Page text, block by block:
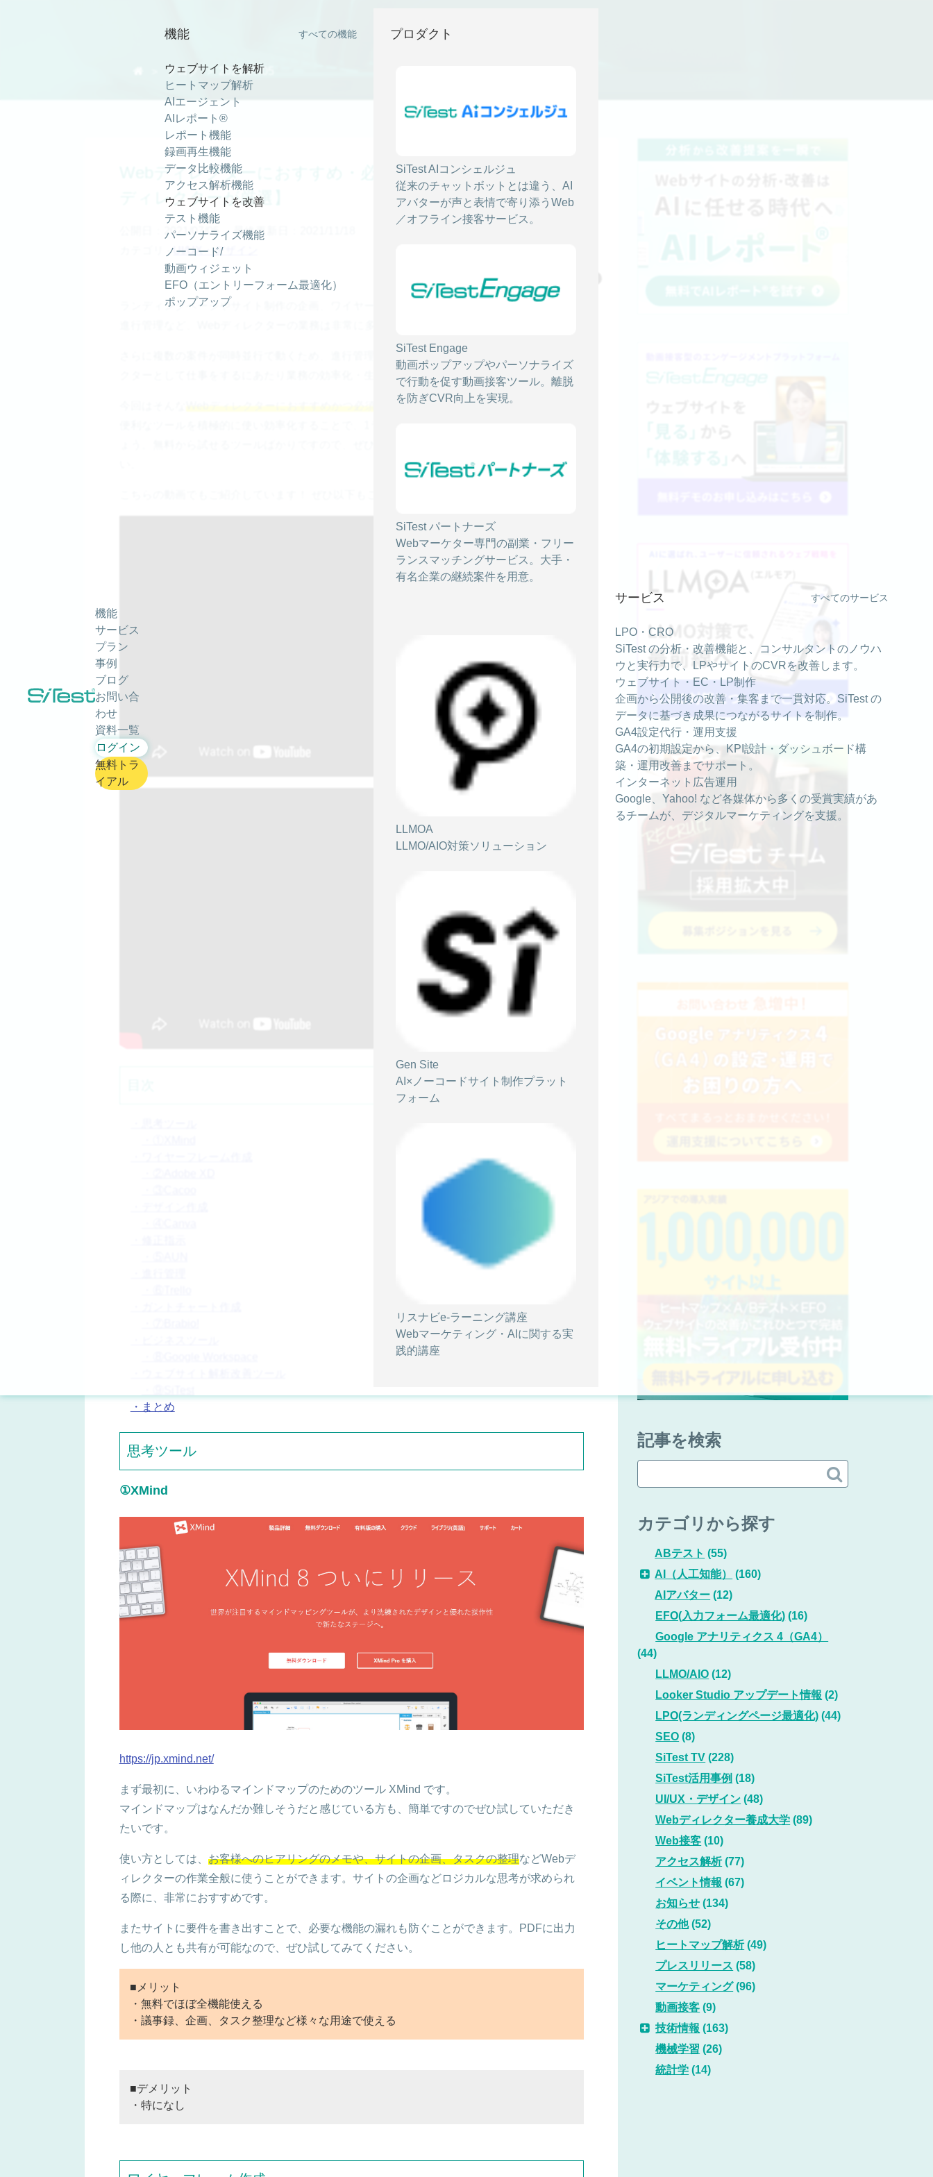
機能
サービス
プラン
事例
ブログ
お問い合
わせ
資料一覧
ログイン
無料トラ
イアル
機能 すべての機能
ウェブサイトを解析
ヒートマップ解析
AIエージェント
AIレポート®
レポート機能
録画再生機能
データ比較機能
アクセス解析機能
ウェブサイトを改善
テスト機能
パーソナライズ機能
ノーコード/
動画ウィジェット
EFO（エントリーフォーム最適化）
ポップアップ
プロダクト
SiTest AIコンシェルジュ
従来のチャットボットとは違う、AI
アバターが声と表情で寄り添うWeb
／オフライン接客サービス。
SiTest Engage
動画ポップアップやパーソナライズ
で行動を促す動画接客ツール。離脱
を防ぎCVR向上を実現。
SiTest パートナーズ
Webマーケター専門の副業・フリー
ランスマッチングサービス。大手・
有名企業の継続案件を用意。
LLMOA
LLMO/AIO対策ソリューション
Gen Site
AI×ノーコードサイト制作プラット
フォーム
リスナビe-ラーニング講座
Webマーケティング・AIに関する実
践的講座
サービス すべてのサービス
LPO・CRO
SiTest の分析・改善機能と、コンサルタントのノウハ
ウと実行力で、LPやサイトのCVRを改善します。
ウェブサイト・EC・LP制作
企画から公開後の改善・集客まで一貫対応。SiTest の
データに基づき成果につながるサイトを制作。
GA4設定代行・運用支援
GA4の初期設定から、KPI設計・ダッシュボード構
築・運用改善までサポート。
インターネット広告運用
Google、Yahoo! など各媒体から多くの受賞実績があ
るチームが、デジタルマーケティングを支援。
ブログ ＞ 2021/07/05
Webディレクターにおすすめ・必須ツール9選！【現役Web
ディレクターが厳選】
公開日：2021/07/05 最終更新日：2021/11/18
カテゴリ -UI/UX・デザイン
ランディングページやサイト制作の企画、ワイヤーフレーム作成、各関係者とのやりとり、
さらに複数の案件が同時並行で動くため、進行管理は複雑かつ煩雑になります。Webディレ
クターとして仕事をするにあたり業務の効率化・生産性向上は永遠の課題です。
Webディレクターにおすすめかつ必須のツールを9つご紹介します。
・まとめ
思考ツール
①XMind
https://jp.xmind.net/
まず最初に、いわゆるマインドマップのためのツール XMind です。
マインドマップはなんだか難しそうだと感じている方も、簡単ですのでぜひ試していただき
たいです。
使い方としては、 お客様へのヒアリングのメモや、サイトの企画、タスクの整理などWebデ
ィレクターの作業全般に使うことができます。サイトの企画などロジカルな思考が求められ
る際に、非常におすすめです。
またサイトに要件を書き出すことで、必要な機能の漏れも防ぐことができます。PDFに出力
し他の人とも共有が可能なので、ぜひ試してみてください。
■メリット
・無料でほぼ全機能使える
・議事録、企画、タスク整理など様々な用途で使える
■デメリット
・特になし
記事を検索

カテゴリから探す
ABテスト (55)
AI（人工知能）
(160)
AIアバター (12)
EFO(入力フォーム最適化) (16)
Google アナリティクス 4（GA4）
(44)
LLMO/AIO (12)
Looker Studio アップデート情報 (2)
LPO(ランディングページ最適化) (44)
SEO (8)
SiTest TV (228)
SiTest活用事例 (18)
UI/UX・デザイン (48)
Webディレクター養成大学 (89)
Web接客 (10)
アクセス解析(77)
イベント情報 (67)
お知らせ (134)
その他(52)
ヒートマップ解析(49)
プレスリリース (58)
マーケティング(96)
動画接客 (9)
技術情報 (163)
機械学習 (26)
統計学 (14)